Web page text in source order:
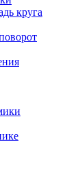
круга